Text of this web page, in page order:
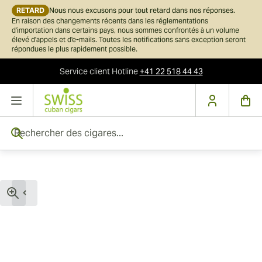
RETARD Nous nous excusons pour tout retard dans nos réponses.
En raison des changements récents dans les réglementations
d'importation dans certains pays, nous sommes confrontés à un volume
élevé d'appels et d'e-mails. Toutes les notifications sans exception seront
répondues le plus rapidement possible.
Service clientHotline+41 22 518 44 43
Skip to Content